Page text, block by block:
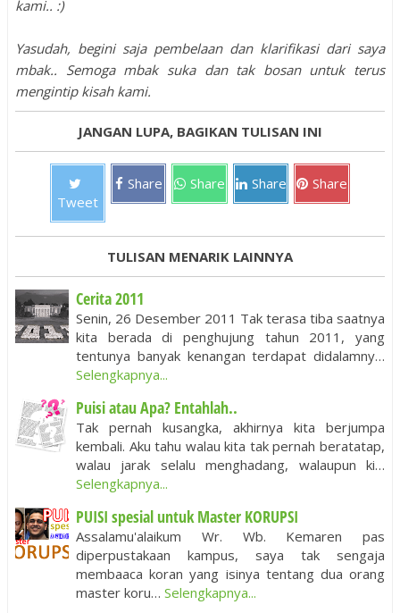
kami.. :)
Yasudah, begini saja pembelaan dan klarifikasi dari saya
mbak.. Semoga mbak suka dan tak bosan untuk terus
mengintip kisah kami.
JANGAN LUPA, BAGIKAN TULISAN INI
Tweet
Share Share Share Share
TULISAN MENARIK LAINNYA
Cerita 2011
Senin, 26 Desember 2011 Tak terasa tiba saatnya
kita berada di penghujung tahun 2011, yang
tentunya banyak kenangan terdapat didalamny…
Selengkapnya...
Puisi atau Apa? Entahlah..
Tak pernah kusangka, akhirnya kita berjumpa
kembali. Aku tahu walau kita tak pernah beratatap,
walau jarak selalu menghadang, walaupun ki…
Selengkapnya...
PUISI spesial untuk Master KORUPSI
Assalamu'alaikum Wr. Wb. Kemaren pas
diperpustakaan kampus, saya tak sengaja
membaaca koran yang isinya tentang dua orang
master koru… Selengkapnya...